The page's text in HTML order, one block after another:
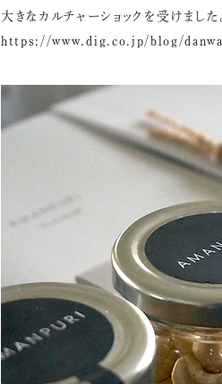
大きなカルチャーショックを受けました
https://www.dig.co.jp/blog/